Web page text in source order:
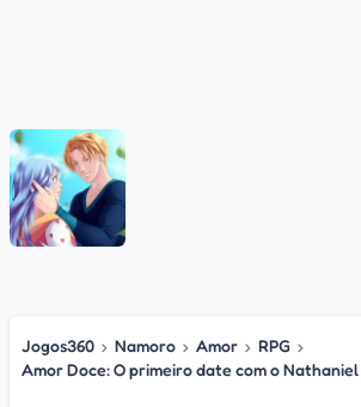
Jogos360 › Namoro › Amor › RPG ›
Amor Doce: O primeiro date com o Nathaniel